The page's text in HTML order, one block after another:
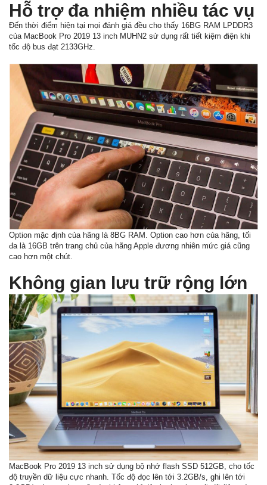
Hỗ trợ đa nhiệm nhiều tác vụ
Đến thời điểm hiện tại mọi đánh giá đều cho thấy 16BG RAM LPDDR3
của MacBook Pro 2019 13 inch MUHN2 sử dụng rất tiết kiệm điện khi
tốc độ bus đạt 2133GHz.
Option mặc định của hãng là 8BG RAM. Option cao hơn của hãng, tối
đa là 16GB trên trang chủ của hãng Apple đương nhiên mức giá cũng
cao hơn một chút.
Không gian lưu trữ rộng lớn
MacBook Pro 2019 13 inch sử dụng bộ nhớ flash SSD 512GB, cho tốc
độ truyền dữ liệu cực nhanh. Tốc độ đọc lên tới 3.2GB/s, ghi lên tới